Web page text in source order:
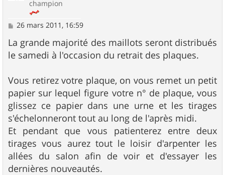
champion
M
s
s
a
26 mars 2011, 16:59
La grande majorité des maillots seront distribués
le samedi à l'occasion du retrait des plaques.
Vous retirez votre plaque, on vous remet un petit
papier sur lequel figure votre n° de plaque, vous
glissez ce papier dans une urne et les tirages
s'échelonneront tout au long de l'après midi.
Et pendant que vous patienterez entre deux
tirages vous aurez tout le loisir d'arpenter les
allées du salon afin de voir et d'essayer les
dernières nouveautés.